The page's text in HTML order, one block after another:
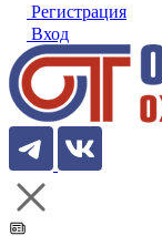
Регистрация
Вход